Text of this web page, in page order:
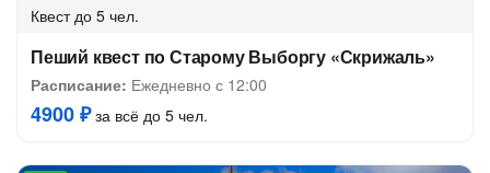
Квест до 5 чел.
Пеший квест по Старому Выборгу «Скрижаль»
Расписание: Ежедневно с 12:00
4900 ₽за всё до 5 чел.